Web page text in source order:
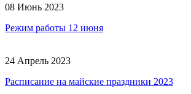
08 Июнь 2023
Режим работы 12 июня
24 Апрель 2023
Расписание на майские праздники 2023